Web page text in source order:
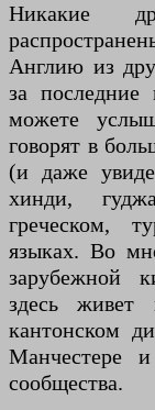
Никакие
Англию из
за последние
можете
говорят в
(и даже
хинди,
греческом,
языках. Во
зарубежной
здесь живет
кантонском
Манчестере
сообщества.